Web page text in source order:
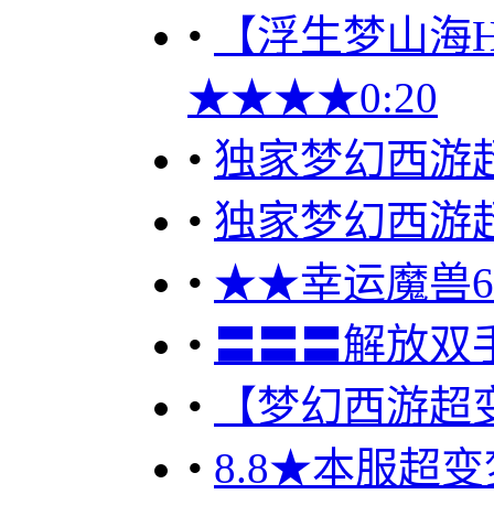
•
【浮生梦山
★★★★0:20
• 独家梦幻西游
• 独家梦幻西游
• ★★幸运魔兽
• 〓〓〓解放双
•
【梦幻西游
• 8.8★本服超